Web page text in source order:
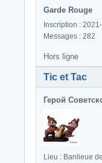
Garde Rouge
Inscription :
Messages : 282
Hors ligne
Tic et Tac
Герой
Lieu : Banlieue